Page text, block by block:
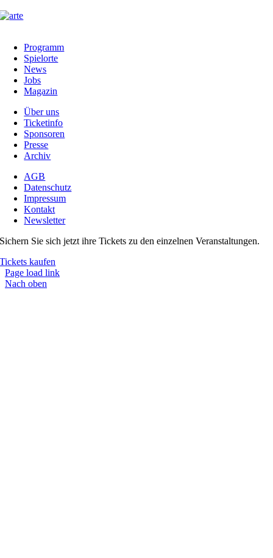
Programm
Spielorte
News
Jobs
Magazin
Über uns
Ticketinfo
Sponsoren
Presse
Archiv
AGB
Datenschutz
Impressum
Kontakt
Newsletter
Sichern Sie sich jetzt ihre Tickets zu den einzelnen Veranstaltungen.
Tickets kaufen
Page load link
Nach oben